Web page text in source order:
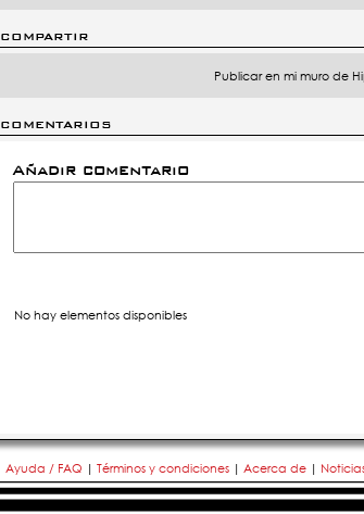
COMPARTIR
Publicar en mi muro de
COMENTARIOS
Añadir comentario
No hay elementos disponibles
Ayuda / FAQ | Términos y condiciones | Acerca de |